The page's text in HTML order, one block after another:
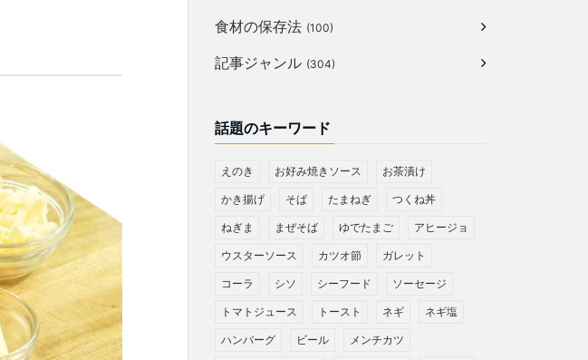
食材の保存法 (100)
記事ジャンル (304)
話題のキーワード
えのき お好み焼きソース お茶漬け
かき揚げ そば たまねぎ つくね丼
ねぎま まぜそば ゆでたまご アヒージョ
ウスターソース カツオ節 ガレット
コーラ シソ シーフード ソーセージ
トマトジュース トースト ネギ ネギ塩
ハンバーグ ビール メンチカツ